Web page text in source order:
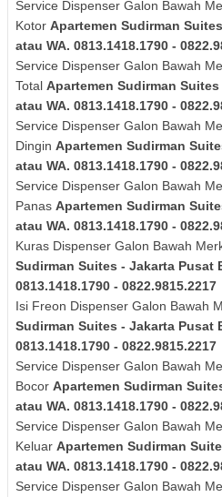
Service Dispenser Galon Bawah
Kotor Apartemen Sudirman
atau WA. 0813.1418.1790 -
Service Dispenser Galon Bawah
Total Apartemen Sudirman
atau WA. 0813.1418.1790 -
Service Dispenser Galon Bawah
Dingin Apartemen Sudirman
atau WA. 0813.1418.1790 -
Service Dispenser Galon Bawah
Panas Apartemen Sudirman
atau WA. 0813.1418.1790 -
Kuras Dispenser Galon Bawah
Sudirman Suites - Jakarta Pusat
0813.1418.1790 - 0822.9815.2217
Isi Freon Dispenser Galon Bawah
Sudirman Suites - Jakarta Pusat
0813.1418.1790 - 0822.9815.2217
Service Dispenser Galon Bawah
Bocor Apartemen Sudirman
atau WA. 0813.1418.1790 -
Service Dispenser Galon Bawah
Keluar Apartemen Sudirman
atau WA. 0813.1418.1790 -
Service Dispenser Galon Bawah